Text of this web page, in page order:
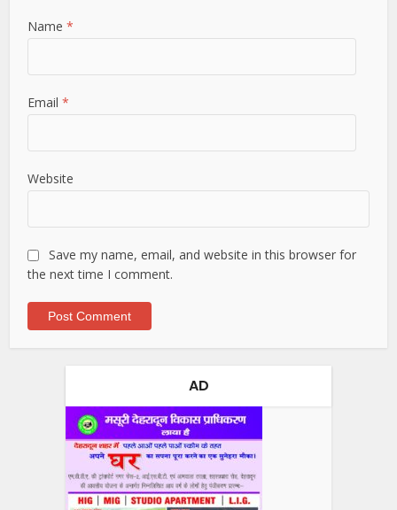
Name*
Email*
Website
Save my name, email, and website in this browser for
the next time I comment.
AD